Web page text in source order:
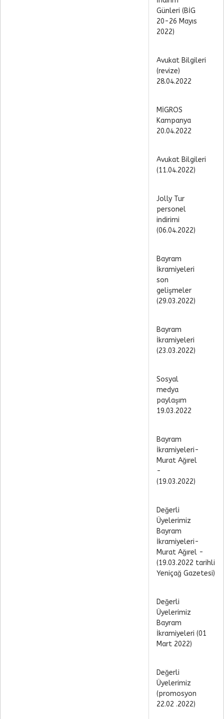
Günleri (BİG
20-26 Mayıs
2022)
Avukat Bilgileri
(revize)
28.04.2022
MİGROS
Kampanya
20.04.2022
Avukat Bilgileri
(11.04.2022)
Jolly Tur
personel
indirimi
(06.04.2022)
Bayram
İkramiyeleri
son
gelişmeler
(29.03.2022)
Bayram
İkramiyeleri
(23.03.2022)
Sosyal
medya
paylaşım
19.03.2022
Bayram
İkramiyeleri-
Murat Ağırel
-
(19.03.2022)
Değerli
Üyelerimiz
Bayram
İkramiyeleri-
Murat Ağırel -
(19.03.2022 tarihli
Yeniçağ Gazetesi)
Değerli
Üyelerimiz
Bayram
İkramiyeleri (01
Mart 2022)
Değerli
Üyelerimiz
(promosyon
22.02 .2022)